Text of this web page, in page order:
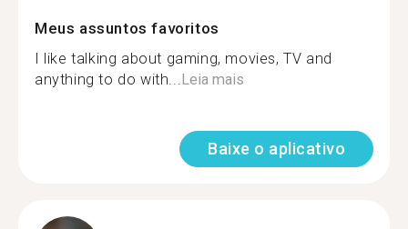
Meus assuntos favoritos
I like talking about gaming, movies, TV and
anything to do with...Leia mais
Baixe o aplicativo